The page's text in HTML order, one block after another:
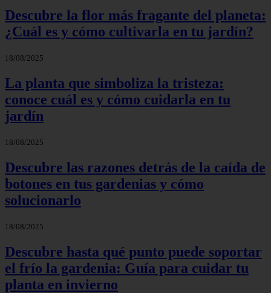
Descubre la flor más fragante del planeta:
¿Cuál es y cómo cultivarla en tu jardín?
18/08/2025
La planta que simboliza la tristeza:
conoce cuál es y cómo cuidarla en tu
jardín
18/08/2025
Descubre las razones detrás de la caída de
botones en tus gardenias y cómo
solucionarlo
18/08/2025
Descubre hasta qué punto puede soportar
el frío la gardenia: Guía para cuidar tu
planta en invierno